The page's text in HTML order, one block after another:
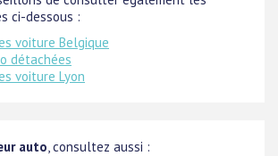
ci-dessous :
voiture Belgique
détachées
voiture Lyon
auto , consultez aussi :